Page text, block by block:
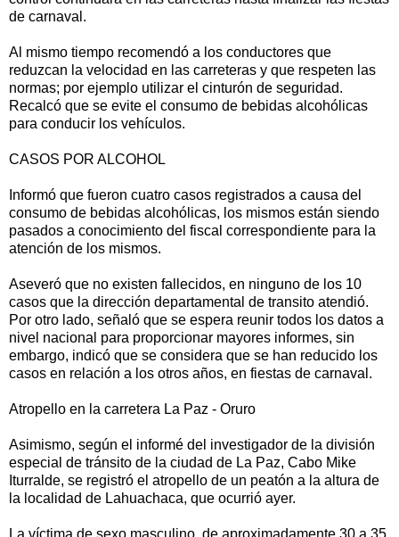
de carnaval.
Al mismo tiempo recomendó a los conductores que
reduzcan la velocidad en las carreteras y que respeten las
normas; por ejemplo utilizar el cinturón de seguridad.
Recalcó que se evite el consumo de bebidas alcohólicas
para conducir los vehículos.
CASOS POR ALCOHOL
Informó que fueron cuatro casos registrados a causa del
consumo de bebidas alcohólicas, los mismos están siendo
pasados a conocimiento del fiscal correspondiente para la
atención de los mismos.
Aseveró que no existen fallecidos, en ninguno de los 10
casos que la dirección departamental de transito atendió.
Por otro lado, señaló que se espera reunir todos los datos a
nivel nacional para proporcionar mayores informes, sin
embargo, indicó que se considera que se han reducido los
casos en relación a los otros años, en fiestas de carnaval.
Atropello en la carretera La Paz - Oruro
Asimismo, según el informé del investigador de la división
especial de tránsito de la ciudad de La Paz, Cabo Mike
Iturralde, se registró el atropello de un peatón a la altura de
la localidad de Lahuachaca, que ocurrió ayer.
La víctima de sexo masculino, de aproximadamente 30 a 35